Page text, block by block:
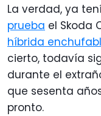
La verdad, ya
prueba el Skoda
híbrida
cierto, todavía
durante el
que sesenta
pronto.